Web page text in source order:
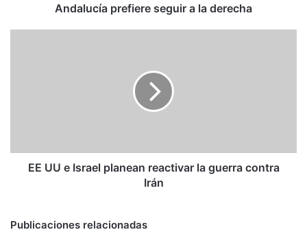
Andalucía prefiere seguir a la derecha
contra
EE UU e Israel planean reactivar la guerra contra
Irán
Publicaciones relacionadas